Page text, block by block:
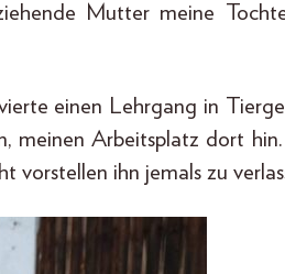
Mutter meine
einen Lehrgang in
meinen Arbeitsplatz dort
vorstellen ihn jemals zu